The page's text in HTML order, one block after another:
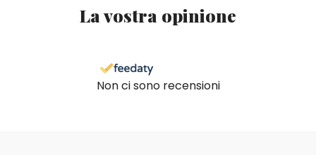
La vostra opinione
Non ci sono recensioni